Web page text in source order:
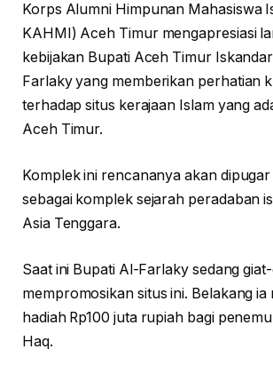
Korps Alumni Himpunan Mahasiswa
KAHMI) Aceh Timur mengapresiasi
kebijakan Bupati Aceh Timur
Farlaky yang memberikan perhatian
terhadap situs kerajaan Islam yang
Aceh Timur.
Komplek ini rencananya akan
sebagai komplek sejarah peradaban
Asia Tenggara.
Saat ini Bupati Al-Farlaky sedang
mempromosikan situs ini. Belakang
hadiah Rp100 juta rupiah bagi
Haq.